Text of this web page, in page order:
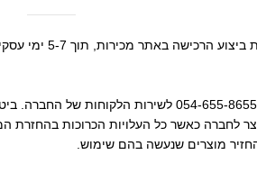
• ניתן לבטל את העסקה באמצעות פניה בהודעת
כאשר כל העלויות הכרוכות בהחזרת